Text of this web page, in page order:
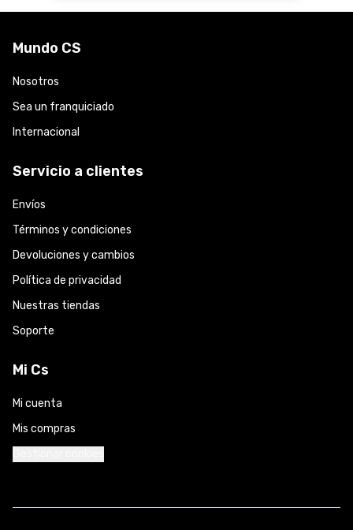
Mundo CS
Nosotros
Sea un franquiciado
Internacional
Servicio a clientes
Envíos
Términos y condiciones
Devoluciones y cambios
Política de privacidad
Nuestras tiendas
Soporte
Mi Cs
Mi cuenta
Mis compras